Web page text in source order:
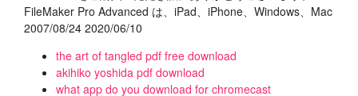
FileMaker Pro Advanced は、iPad、iPhone、Windows、Mac
2007/08/24 2020/06/10
the art of tangled pdf free download
akihiko yoshida pdf download
what app do you download for chromecast